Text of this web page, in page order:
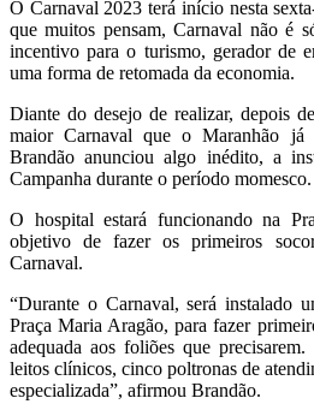
O Carnaval 2023 terá início nesta
que muitos pensam, Carnaval não é
incentivo para o turismo, gerador de
uma forma de retomada da economia.
Diante do desejo de realizar, depois
maior Carnaval que o Maranhão já
Brandão anunciou algo inédito, a
Campanha durante o período momesco.
O hospital estará funcionando na
objetivo de fazer os primeiros
Carnaval.
“Durante o Carnaval, será instalado
Praça Maria Aragão, para fazer
adequada aos foliões que
leitos clínicos, cinco poltronas de
especializada”, afirmou Brandão.